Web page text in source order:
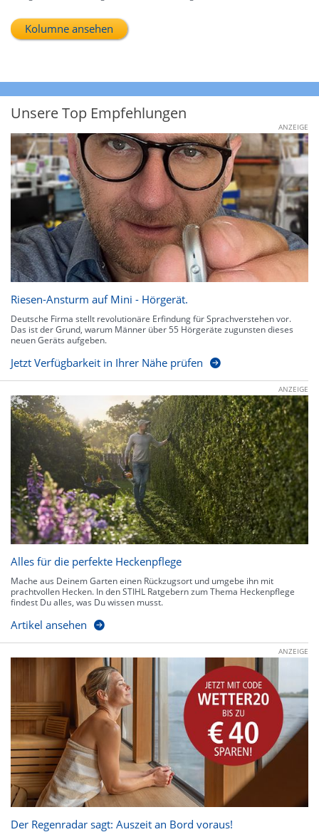
Kolumne ansehen
Unsere Top Empfehlungen
ANZEIGE
Riesen-Ansturm auf Mini - Hörgerät.
Deutsche Firma stellt revolutionäre Erfindung für Sprachverstehen vor.
Das ist der Grund, warum Männer über 55 Hörgeräte zugunsten dieses
neuen Geräts aufgeben.
Jetzt Verfügbarkeit in Ihrer Nähe prüfen
ANZEIGE
Alles für die perfekte Heckenpflege
Mache aus Deinem Garten einen Rückzugsort und umgebe ihn mit
prachtvollen Hecken. In den STIHL Ratgebern zum Thema Heckenpflege
findest Du alles, was Du wissen musst.
Artikel ansehen
ANZEIGE
Der Regenradar sagt: Auszeit an Bord voraus!